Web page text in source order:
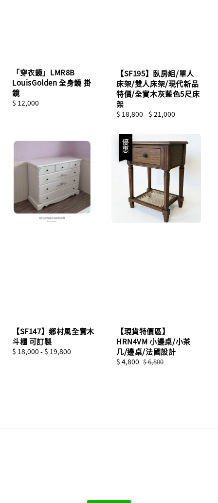
「穿衣鏡」LMR8B
LouisGolden 全身鏡 掛
鏡
Regular
$ 12,000
【SF195】臥房組/單人
床架/雙人床架/現代新品
特價/全實木灰藍色5尺床
架
Regular
$ 18,800 - $ 21,000
【SF147】鄉村風全實木
斗櫃 可訂製
Regular
$ 18,000 - $ 19,800
優惠
【現貨特價區】
HRN4VM 小邊桌/小茶
几/邊桌/法國設計
Sale
$ 4,800 Regular
$ 6,800